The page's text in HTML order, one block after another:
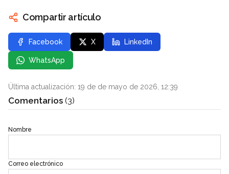
Compartir artículo
Facebook X LinkedIn
WhatsApp
Última actualización: 19 de de mayo de 2026, 12:39
Comentarios (3)
Nombre
Correo electrónico